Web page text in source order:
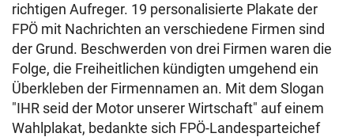
richtigen Aufreger. 19 personalisierte Plakate der
FPÖ mit Nachrichten an verschiedene Firmen sind
der Grund. Beschwerden von drei Firmen waren die
Folge, die Freiheitlichen kündigten umgehend ein
Überkleben der Firmennamen an. Mit dem Slogan
"IHR seid der Motor unserer Wirtschaft" auf einem
Wahlplakat, bedankte sich FPÖ-Landesparteichef